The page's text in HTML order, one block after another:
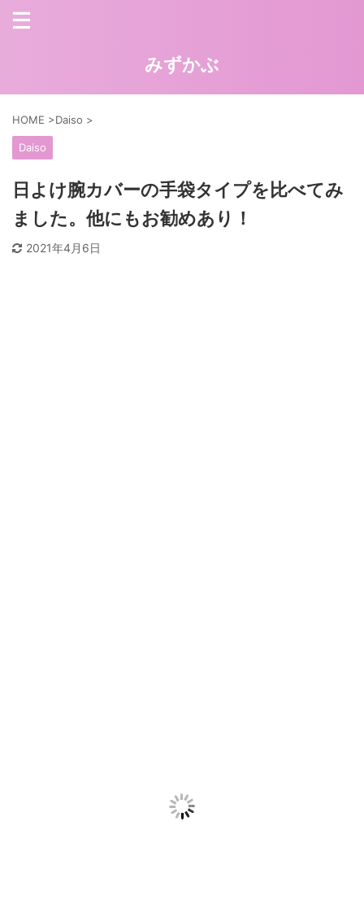
みずかぶ
HOME >Daiso >
Daiso
日よけ腕カバーの手袋タイプを比べてみ
ました。他にもお勧めあり！
2021年4月6日